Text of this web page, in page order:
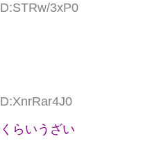
3xP0
くらいうざい